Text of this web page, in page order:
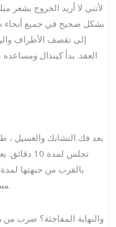
لأنني لا أريد الخروج بشعر
بشكل صحيح في جميع أنحاء
إلى تقصف الأطراف
العقد. بدأ كيندال
بعد فك التشابك والغسيل ،
تجلس
مسطحة وخالية من التجعد أثناء انتشاره.
والنهاية المفاجئة؟ ضرب من